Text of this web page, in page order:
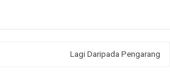
Lagi Daripada Pengarang